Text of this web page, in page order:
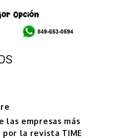
las empresas más
la revista TIME